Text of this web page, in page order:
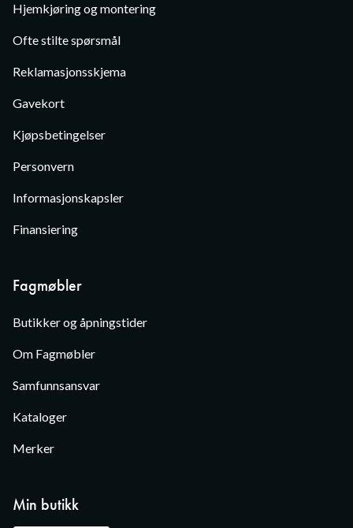
Hjemkjøring og montering
Ofte stilte spørsmål
Reklamasjonsskjema
Gavekort
Kjøpsbetingelser
Personvern
Informasjonskapsler
Finansiering
Fagmøbler
Butikker og åpningstider
Om Fagmøbler
Samfunnsansvar
Kataloger
Merker
Min butikk